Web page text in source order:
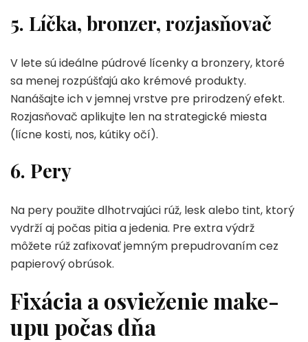
5. Líčka, bronzer, rozjasňovač
V lete sú ideálne púdrové lícenky a bronzery, ktoré
sa menej rozpúšťajú ako krémové produkty.
Nanášajte ich v jemnej vrstve pre prirodzený efekt.
Rozjasňovač aplikujte len na strategické miesta
(lícne kosti, nos, kútiky očí).
6. Pery
Na pery použite dlhotrvajúci rúž, lesk alebo tint, ktorý
vydrží aj počas pitia a jedenia. Pre extra výdrž
môžete rúž zafixovať jemným prepudrovaním cez
papierový obrúsok.
Fixácia a osvieženie make-
upu počas dňa